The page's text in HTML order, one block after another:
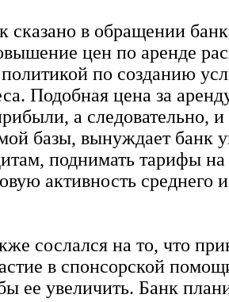
сказано в обращении
цен по аренде
по созданию
Подобная цена за
а следовательно, и
базы, вынуждает банк
поднимать тарифы на
активность среднего
сослался на то, что
в спонсорской
ее увеличить. Банк